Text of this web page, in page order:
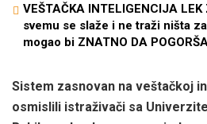
VEŠTAČKA INTELIGENCIJA
svemu se slaže i ne traži ništa
mogao bi ZNATNO DA
Sistem zasnovan na veštačkoj
osmislili istraživači sa